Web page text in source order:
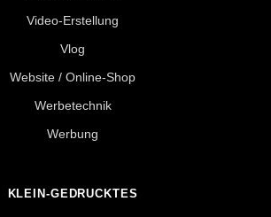
Video-Erstellung
Vlog
Website / Online-Shop
Werbetechnik
Werbung
KLEIN-GEDRUCKTES